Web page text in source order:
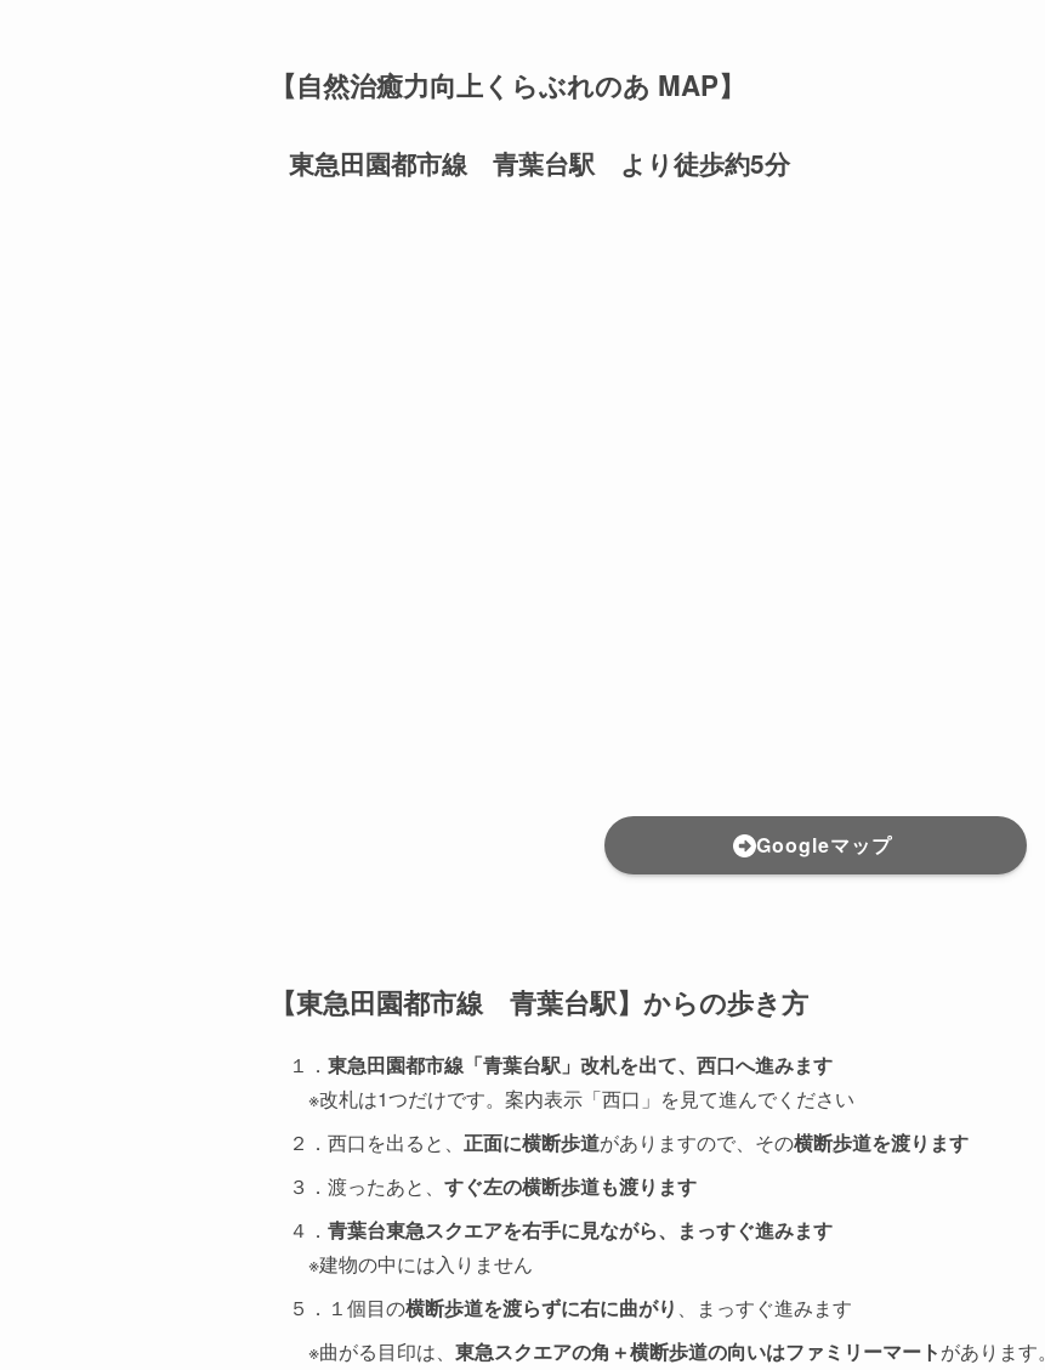
【自然治癒力向上くらぶれのあ MAP】
東急田園都市線 青葉台駅 より徒歩約5分
Googleマップ
【東急田園都市線 青葉台駅】からの歩き方
１． 東急田園都市線「青葉台駅」改札を出て、西口へ進みます
※改札は1つだけです。案内表示「西口」を見て進んでください
２．西口を出ると、 正面に横断歩道がありますので、その横断歩道を渡ります
３．渡ったあと、 すぐ左の横断歩道も渡ります
４． 青葉台東急スクエアを右手に見ながら、まっすぐ進みます
※建物の中には入りません
５．１個目の横断歩道を渡らずに右に曲がり 、まっすぐ進みます
※曲がる目印は、 東急スクエアの角＋横断歩道の向いはファミリーマートがあります。